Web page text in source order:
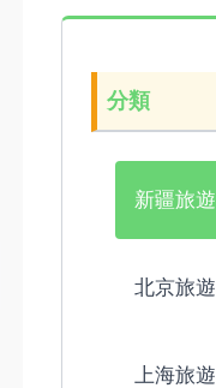
分類
新疆旅遊
北京旅遊
上海旅遊